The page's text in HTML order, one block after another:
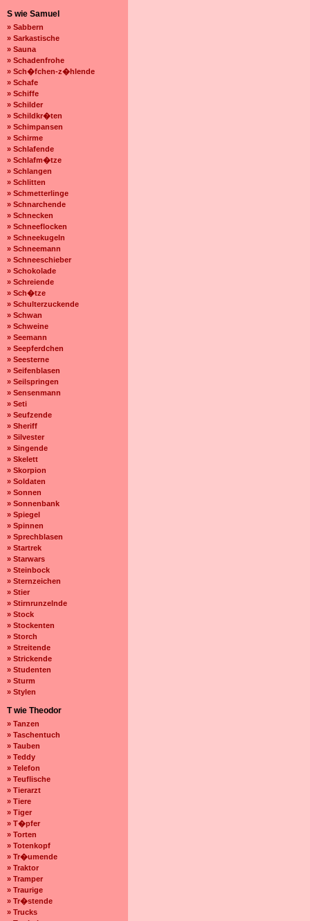
S wie Samuel
» Sabbern
» Sarkastische
» Sauna
» Schadenfrohe
» Sch�fchen-z�hlende
» Schafe
» Schiffe
» Schilder
» Schildkr�ten
» Schimpansen
» Schirme
» Schlafende
» Schlafm�tze
» Schlangen
» Schlitten
» Schmetterlinge
» Schnarchende
» Schnecken
» Schneeflocken
» Schneekugeln
» Schneemann
» Schneeschieber
» Schokolade
» Schreiende
» Sch�tze
» Schulterzuckende
» Schwan
» Schweine
» Seemann
» Seepferdchen
» Seesterne
» Seifenblasen
» Seilspringen
» Sensenmann
» Seti
» Seufzende
» Sheriff
» Silvester
» Singende
» Skelett
» Skorpion
» Soldaten
» Sonnen
» Sonnenbank
» Spiegel
» Spinnen
» Sprechblasen
» Startrek
» Starwars
» Steinbock
» Sternzeichen
» Stier
» Stirnrunzelnde
» Stock
» Stockenten
» Storch
» Streitende
» Strickende
» Studenten
» Sturm
» Stylen
T wie Theodor
» Tanzen
» Taschentuch
» Tauben
» Teddy
» Telefon
» Teuflische
» Tierarzt
» Tiere
» Tiger
» T�pfer
» Torten
» Totenkopf
» Tr�umende
» Traktor
» Tramper
» Traurige
» Tr�stende
» Trucks